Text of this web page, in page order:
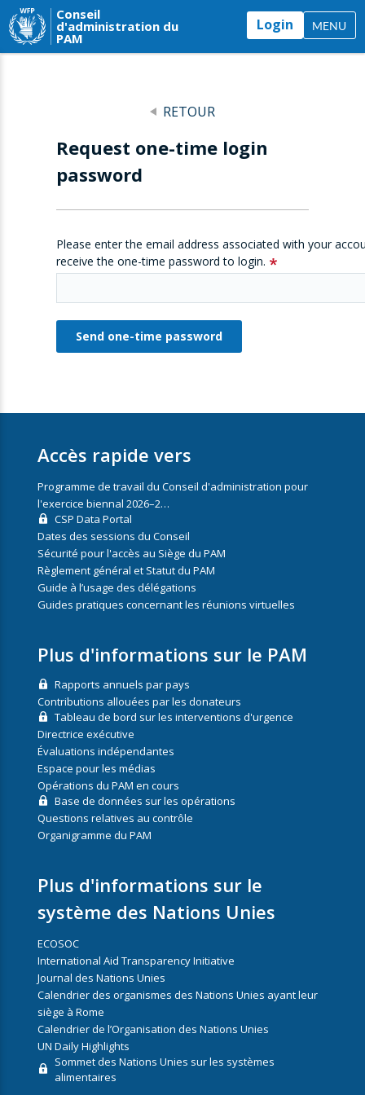
Conseil
d'administration du
PAM
Login MENU
RETOUR
Request one-time login
password
Please enter the email address associated with your
receive the one-time password to login.
Accès rapide vers
Programme de travail du Conseil d'administration pour
l'exercice biennal 2026–2…
CSP Data Portal
Dates des sessions du Conseil
Sécurité pour l'accès au Siège du PAM
Règlement général et Statut du PAM
Guide à l’usage des délégations
Guides pratiques concernant les réunions virtuelles
Plus d'informations sur le PAM
Rapports annuels par pays
Contributions allouées par les donateurs
Tableau de bord sur les interventions d'urgence
Directrice exécutive
Évaluations indépendantes
Espace pour les médias
Opérations du PAM en cours
Base de données sur les opérations
Questions relatives au contrôle
Organigramme du PAM
Plus d'informations sur le
système des Nations Unies
ECOSOC
International Aid Transparency Initiative
Journal des Nations Unies
Calendrier des organismes des Nations Unies ayant leur
siège à Rome
Calendrier de l’Organisation des Nations Unies
UN Daily Highlights
Sommet des Nations Unies sur les systèmes
alimentaires